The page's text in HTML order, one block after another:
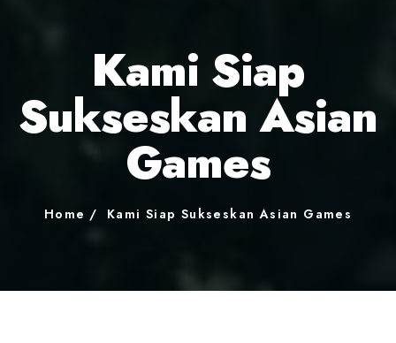
Kami Siap
Sukseskan Asian
Games
Home Kami Siap Sukseskan Asian Games